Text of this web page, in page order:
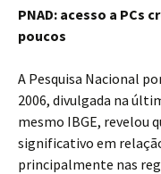
PNAD: acesso a PCs
poucos
A Pesquisa Nacional
2006, divulgada na
mesmo IBGE, revelou
significativo em
principalmente nas